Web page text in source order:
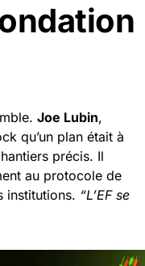
Joe Lubin,
qu’un plan était à
précis. Il
au protocole de
institutions. “L’EF se